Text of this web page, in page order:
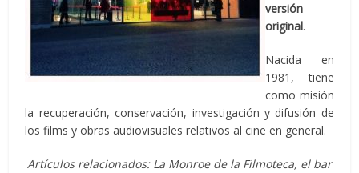
versión
original.
Nacida en
1981, tiene
como misión
la recuperación, conservación, investigación y difusión de
los films y obras audiovisuales relativos al cine en general.
Artículos relacionados: La Monroe de la Filmoteca, el bar